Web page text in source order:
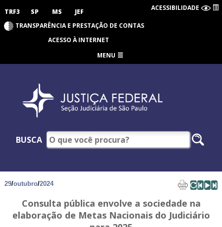
TRF3 SP MS JEF ACESSIBILIDADE
TRANSPARÊNCIA E PRESTAÇÃO DE CONTAS
ACESSO À INTERNET
MENU
BUSCA
29/outubro/2024
Consulta pública envolve a sociedade na
elaboração de Metas Nacionais do Judiciário